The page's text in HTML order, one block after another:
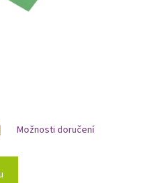
Možnosti doručení